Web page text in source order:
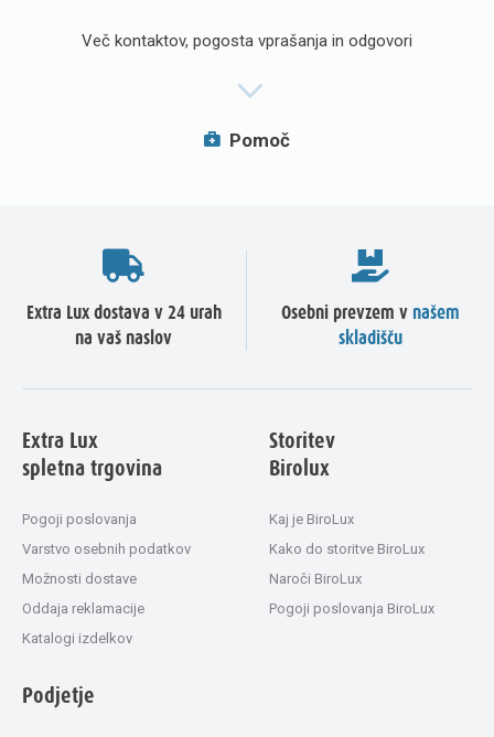
Več kontaktov, pogosta vprašanja in odgovori
Pomoč
Extra Lux dostava v 24 urah
na vaš naslov
Osebni prevzem v našem
skladišču
Extra Lux
spletna trgovina
Pogoji poslovanja
Varstvo osebnih podatkov
Možnosti dostave
Oddaja reklamacije
Katalogi izdelkov
Storitev
Birolux
Kaj je BiroLux
Kako do storitve BiroLux
Naroči BiroLux
Pogoji poslovanja BiroLux
Podjetje